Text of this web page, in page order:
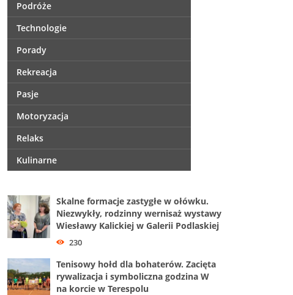
Podróże
Technologie
Porady
Rekreacja
Pasje
Motoryzacja
Relaks
Kulinarne
Skalne formacje zastygłe w ołówku.
Niezwykły, rodzinny wernisaż wystawy
Wiesławy Kalickiej w Galerii Podlaskiej
230
Tenisowy hołd dla bohaterów. Zacięta
rywalizacja i symboliczna godzina W
na korcie w Terespolu